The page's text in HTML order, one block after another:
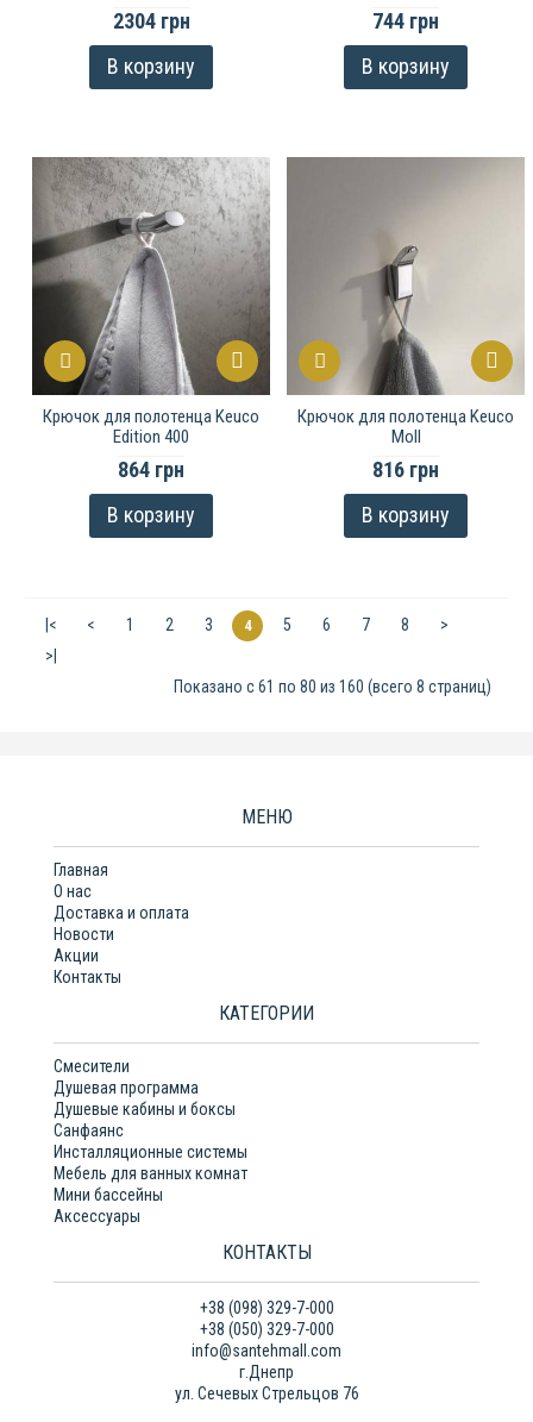
2304 грн
В корзину
744 грн
В корзину
Крючок для полотенца Keuco
Edition 400
864 грн
В корзину
Крючок для полотенца Keuco
Moll
816 грн
В корзину
|< < 1 2 3 4 5 6 7 8
>
>|
Показано с 61 по 80 из 160 (всего 8 страниц)
МЕНЮ
Главная
О нас
Доставка и оплата
Новости
Акции
Контакты
КАТЕГОРИИ
Смесители
Душевая программа
Душевые кабины и боксы
Санфаянс
Инсталляционные системы
Мебель для ванных комнат
Мини бассейны
Аксессуары
КОНТАКТЫ
+38 (098) 329-7-000
+38 (050) 329-7-000
info@santehmall.com
г.Днепр
ул. Сечевых Стрельцов 76